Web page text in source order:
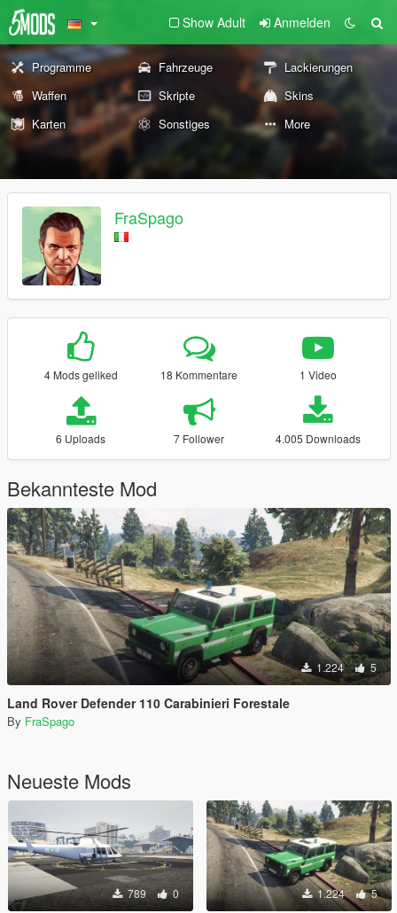
Show Adult Anmelden
Programme Fahrzeuge
Lackierungen
Waffen
Skripte
Skins
Karten
Sonstiges More
FraSpago
4 Mods geliked 18 Kommentare 1 Video
6 Uploads 7 Follower 4.005 Downloads
Bekannteste Mod
1.224 5
Land Rover Defender 110 Carabinieri Forestale
By FraSpago
Neueste Mods
789 0 1.224 5